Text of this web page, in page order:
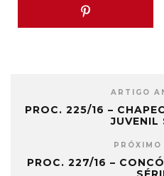
ARTIGO
PROC. 225/16 –
JUVENIL
PROC. 227/16 –